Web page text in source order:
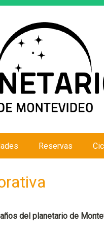
del planetario de
Reservas